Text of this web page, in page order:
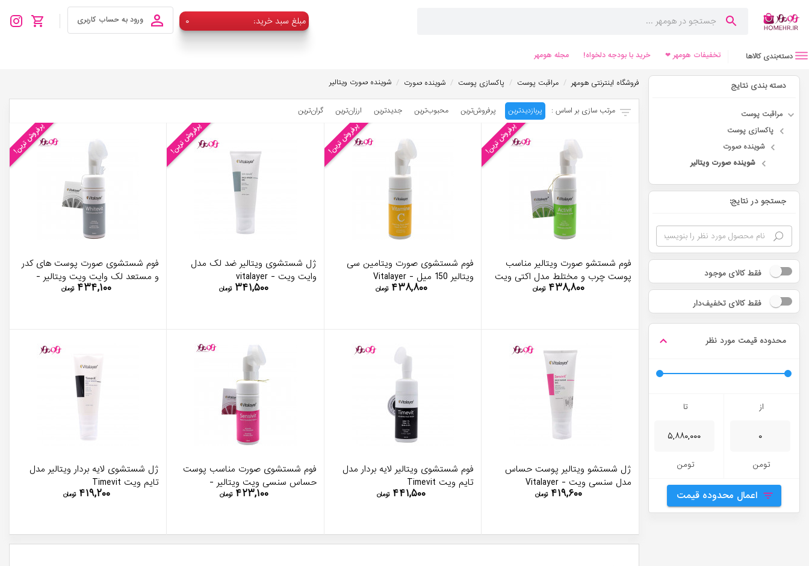
۰ :مبلغ سبد خرید ورود به حساب کاربری
دسته‌بندی کالاها تخفیفات هومهر ❤ خرید با بودجه دلخواه! مجله هومهر
دسته بندی نتایج
مراقبت پوست
پاکسازی پوست
شوینده صورت
شوینده صورت ویتالیر
جستجو در نتایج:
فقط کالای موجود
فقط کالای تخفیف‌دار
محدوده قیمت مورد نظر
از
تومن
تا
تومن
اعمال محدوده قیمت
فروشگاه اینترنتی هومهر / مراقبت پوست / پاکسازی پوست / شوینده صورت / شوینده صورت ویتالیر
مرتب سازی بر اساس : پربازدیدترین پرفروش‌ترین محبوب‌‌ترین جدیدترین ارزان‌ترین گران‌ترین
پرفروش ترین!
فوم شستشو صورت ویتالیر مناسب
پوست چرب و مختلط مدل اکتی ویت
۴۳۸,۸۰۰ تومان
پرفروش ترین!
فوم شستشوی صورت ویتامین سی
ویتالیر 150 میل - Vitalayer
۴۳۸,۸۰۰ تومان
پرفروش ترین!
ژل شستشوی ویتالیر ضد لک مدل
وایت ویت - vitalayer
۳۴۱,۵۰۰ تومان
پرفروش ترین!
فوم شستشوی صورت پوست های کدر
و مستعد لک وایت ویت ویتالیر -
۴۳۴,۱۰۰ تومان
ژل شستشو ویتالیر پوست حساس
مدل سنسی ویت - Vitalayer
۴۱۹,۶۰۰ تومان
فوم شستشوی ویتالیر لایه بردار مدل
تایم ویت Timevit
۴۴۱,۵۰۰ تومان
فوم شستشوی صورت مناسب پوست
حساس سنسی ویت ویتالیر -
۴۲۳,۱۰۰ تومان
ژل شستشوی لایه بردار ویتالیر مدل
تایم ویت Timevit
۴۱۹,۲۰۰ تومان